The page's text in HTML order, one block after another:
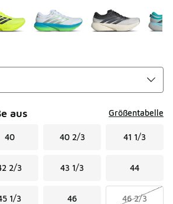
aus Größentabelle
40 40 2/3 41 1/3
2/3 43 1/3 44
1/3 46 46 2/3